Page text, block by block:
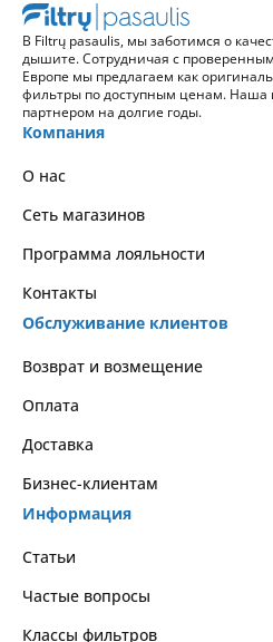
В Filtrų pasaulis, мы заботимся о
дышите. Сотрудничая с
Европе мы предлагаем как
фильтры по доступным ценам.
партнером на долгие годы.
Компания
О нас
Сеть магазинов
Программа лояльности
Контакты
Обслуживание клиентов
Возврат и возмещение
Оплата
Доставка
Бизнес-клиентам
Информация
Статьи
Частые вопросы
Классы фильтров